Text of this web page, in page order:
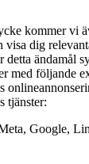
kommer vi
visa dig
detta ändamål
med följande
tjänster:
Google,